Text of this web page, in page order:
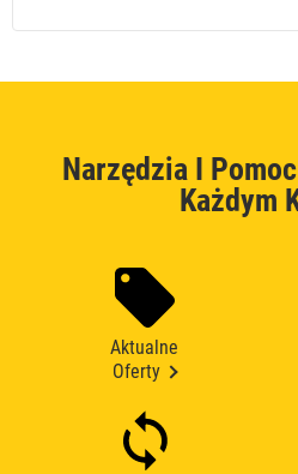
Narzędzia I
Każdym
Aktualne
Oferty